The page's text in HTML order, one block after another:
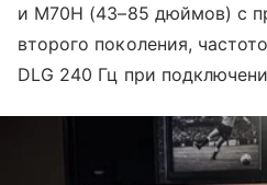
и M70H (43–85 дюймов) с
второго поколения,
DLG 240 Гц при